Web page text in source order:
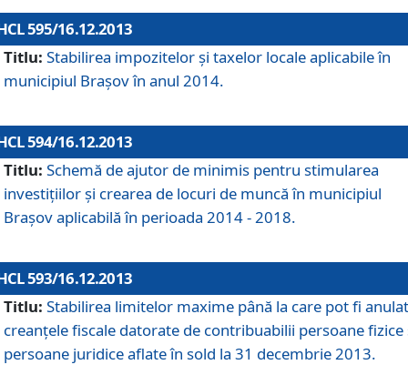
595/16.12.2013
Titlu: Stabilirea impozitelor şi taxelor locale aplicabile în
municipiul Braşov în anul 2014.
594/16.12.2013
Titlu: Schemă de ajutor de minimis pentru stimularea
investiţiilor şi crearea de locuri de muncă în municipiul
Braşov aplicabilă în perioada 2014 - 2018.
593/16.12.2013
Titlu: Stabilirea limitelor maxime până la care pot fi
creanţele fiscale datorate de contribuabilii persoane fizice
persoane juridice aflate în sold la 31 decembrie 2013.